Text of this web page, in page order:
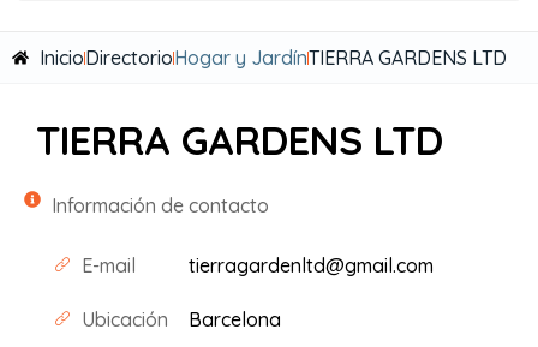
InicioDirectorioHogar y JardínTIERRA GARDENS LTD
TIERRA GARDENS LTD
Información de contacto
E-mail tierragardenltd@gmail.com
Ubicación Barcelona